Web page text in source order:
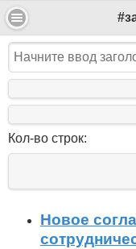
Кол-во строк:
Новое